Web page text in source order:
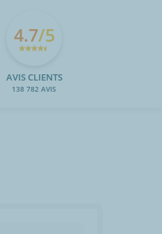
4.7/5
AVIS CLIENTS
138 782 AVIS